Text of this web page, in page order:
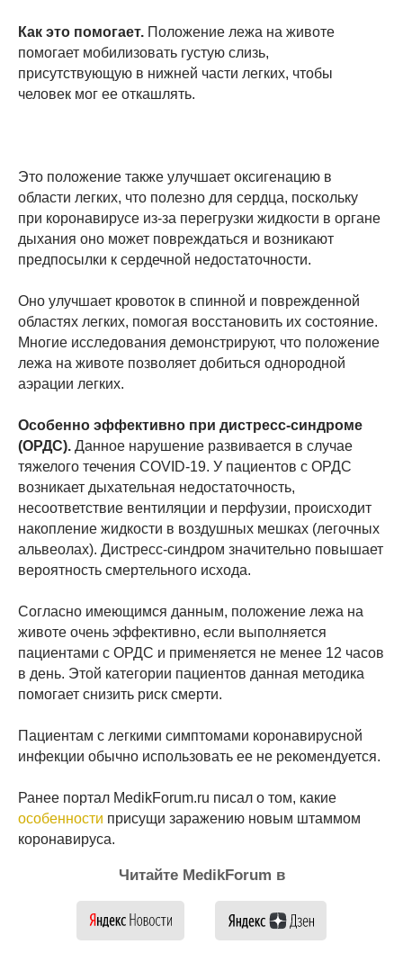
Как это помогает. Положение лежа на животе
помогает мобилизовать густую слизь,
присутствующую в нижней части легких, чтобы
человек мог ее откашлять.
Это положение также улучшает оксигенацию в
области легких, что полезно для сердца, поскольку
при коронавирусе из-за перегрузки жидкости в органе
дыхания оно может повреждаться и возникают
предпосылки к сердечной недостаточности.
Оно улучшает кровоток в спинной и поврежденной
областях легких, помогая восстановить их состояние.
Многие исследования демонстрируют, что положение
лежа на животе позволяет добиться однородной
аэрации легких.
Особенно эффективно при дистресс-синдроме
(ОРДС). Данное нарушение развивается в случае
тяжелого течения COVID-19. У пациентов с ОРДС
возникает дыхательная недостаточность,
несоответствие вентиляции и перфузии, происходит
накопление жидкости в воздушных мешках (легочных
альвеолах). Дистресс-синдром значительно повышает
вероятность смертельного исхода.
Согласно имеющимся данным, положение лежа на
животе очень эффективно, если выполняется
пациентами с ОРДС и применяется не менее 12 часов
в день. Этой категории пациентов данная методика
помогает снизить риск смерти.
Пациентам с легкими симптомами коронавирусной
инфекции обычно использовать ее не рекомендуется.
Ранее портал MedikForum.ru писал о том, какие
особенности присущи заражению новым штаммом
коронавируса.
Читайте MedikForum в